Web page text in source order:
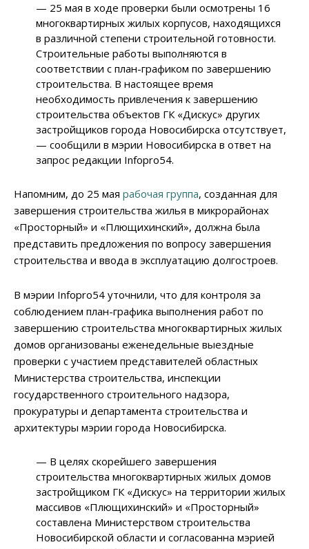
— 25 мая в ходе проверки были осмотрены 16
многоквартирных жилых корпусов, находящихся
в различной степени строительной готовности.
Строительные работы выполняются в
соответствии с план-графиком по завершению
строительства. В настоящее время
необходимость привлечения к завершению
строительства объектов ГК «Дискус» других
застройщиков города Новосибирска отсутствует,
— сообщили в мэрии Новосибирска в ответ на
запрос редакции Infopro54.
Напомним, до 25 мая рабочая группа, созданная для
завершения строительства жилья в микрорайонах
«Просторный» и «Плющихинский», должна была
представить предложения по вопросу завершения
строительства и ввода в эксплуатацию долгостроев.
В мэрии Infopro54 уточнили, что для контроля за
соблюдением план-графика выполнения работ по
завершению строительства многоквартирных жилых
домов организованы еженедельные выездные
проверки с участием представителей областных
Министерства строительства, инспекции
государственного строительного надзора,
прокуратуры и департамента строительства и
архитектуры мэрии города Новосибирска.
— В целях скорейшего завершения
строительства многоквартирных жилых домов
застройщиком ГК «Дискус» на территории жилых
массивов «Плющихинский» и «Просторный»
составлена Министерством строительства
Новосибирской области и согласованна мэрией